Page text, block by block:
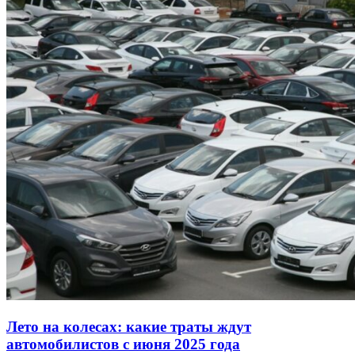
Лето на колесах: какие траты ждут
автомобилистов с июня 2025 года